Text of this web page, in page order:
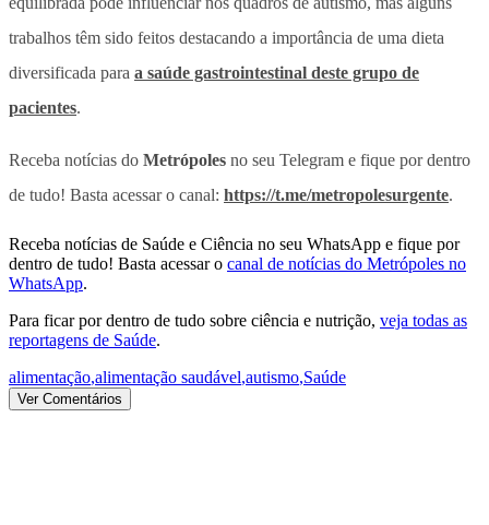
trabalhos têm sido feitos destacando a importância de uma dieta
diversificada para a saúde gastrointestinal deste grupo de
pacientes.
Receba notícias do Metrópoles no seu Telegram e fique por dentro
de tudo! Basta acessar o canal: https://t.me/metropolesurgente.
Receba notícias de Saúde e Ciência no seu WhatsApp e fique por
dentro de tudo! Basta acessar o canal de notícias do Metrópoles no
WhatsApp.
Para ficar por dentro de tudo sobre ciência e nutrição, veja todas as
reportagens de Saúde.
alimentação,alimentação saudável,autismo,Saúde
Ver Comentários